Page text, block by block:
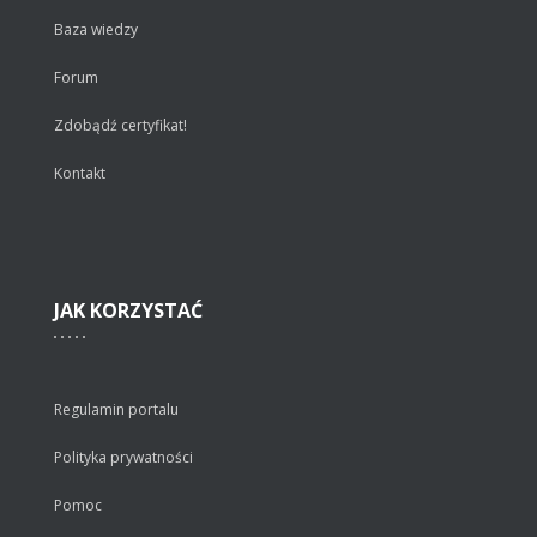
Baza wiedzy
Forum
Zdobądź certyfikat!
Kontakt
JAK KORZYSTAĆ
Regulamin portalu
Polityka prywatności
Pomoc